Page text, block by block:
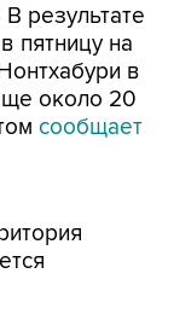
В результате
пятницу на
в
около 20
сообщает